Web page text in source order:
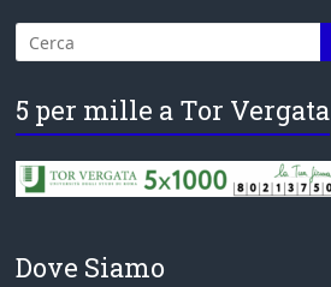
5 per mille a Tor Vergata
Dove Siamo